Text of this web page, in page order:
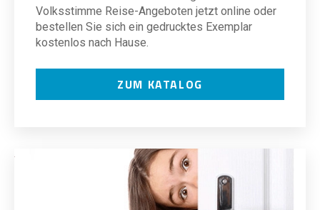
Volksstimme Reise-Angeboten jetzt online oder
bestellen Sie sich ein gedrucktes Exemplar
kostenlos nach Hause.
ZUM KATALOG